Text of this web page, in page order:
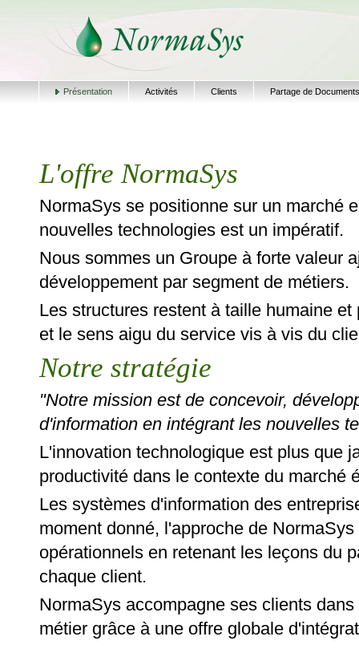
Présentation Activités Clients Partage de Documents
L'offre NormaSys
NormaSys se positionne sur un marché
nouvelles technologies est un impératif.
Nous sommes un Groupe à forte valeur
développement par segment de métiers.
Les structures restent à taille humaine
et le sens aigu du service vis à vis du
Notre stratégie
"Notre mission est de concevoir,
d'information en intégrant les nouvelles
L'innovation technologique est plus que
productivité dans le contexte du marché
Les systèmes d'information des
moment donné, l'approche de
opérationnels en retenant les leçons du
chaque client.
NormaSys accompagne ses clients
métier grâce à une offre globale